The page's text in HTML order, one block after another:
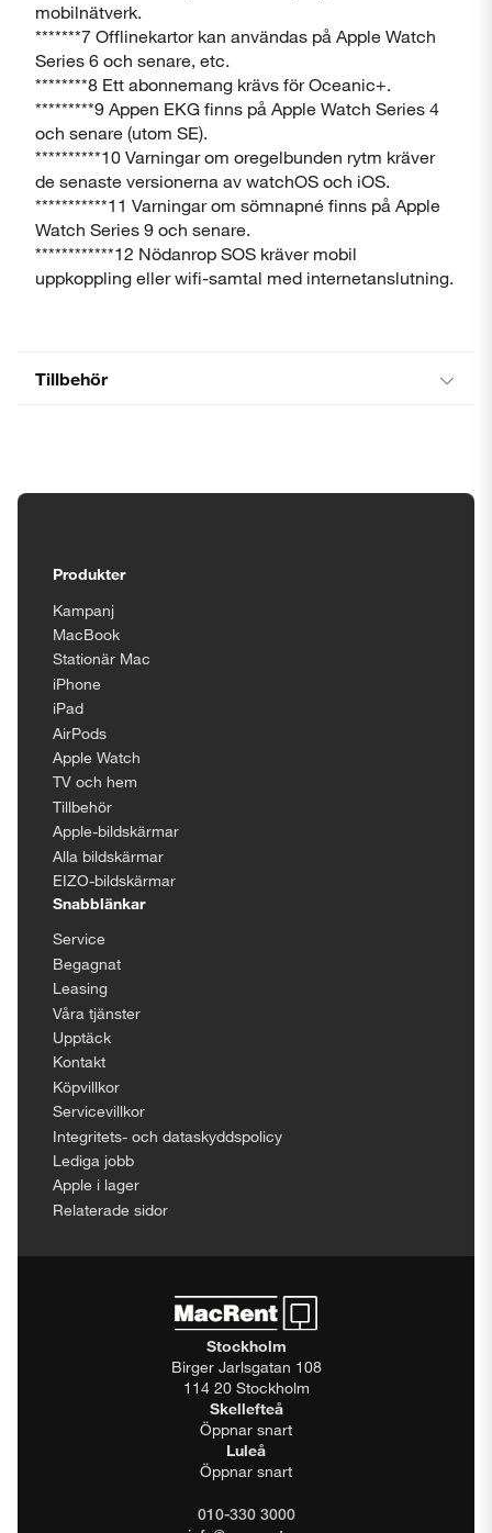
mobilnätverk.
*******7 Offlinekartor kan användas på Apple Watch
Series 6 och senare, etc.
********8 Ett abonnemang krävs för Oceanic+.
*********9 Appen EKG finns på Apple Watch Series 4
och senare (utom SE).
**********10 Varningar om oregelbunden rytm kräver
de senaste versionerna av watchOS och iOS.
***********11 Varningar om sömnapné finns på Apple
Watch Series 9 och senare.
************12 Nödanrop SOS kräver mobil
uppkoppling eller wifi-samtal med internetanslutning.
Tillbehör
Produkter
Kampanj
MacBook
Stationär Mac
iPhone
iPad
AirPods
Apple Watch
TV och hem
Tillbehör
Apple-bildskärmar
Alla bildskärmar
EIZO-bildskärmar
Snabblänkar
Service
Begagnat
Leasing
Våra tjänster
Upptäck
Kontakt
Köpvillkor
Servicevillkor
Integritets- och dataskyddspolicy
Lediga jobb
Apple i lager
Relaterade sidor
Stockholm
Birger Jarlsgatan 108
114 20 Stockholm
Skellefteå
Öppnar snart
Luleå
Öppnar snart
010-330 3000